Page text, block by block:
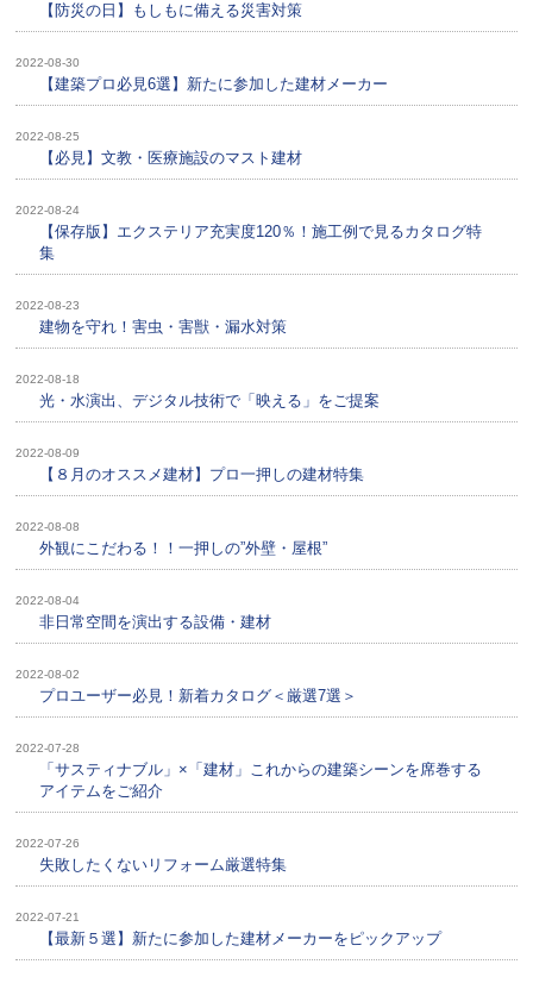
【防災の日】もしもに備える災害対策
2022-08-30
【建築プロ必見6選】新たに参加した建材メーカー
2022-08-25
【必見】文教・医療施設のマスト建材
2022-08-24
【保存版】エクステリア充実度120％！施工例で見るカタログ特
集
2022-08-23
建物を守れ！害虫・害獣・漏水対策
2022-08-18
光・水演出、デジタル技術で「映える」をご提案
2022-08-09
【８月のオススメ建材】プロ一押しの建材特集
2022-08-08
外観にこだわる！！一押しの”外壁・屋根”
2022-08-04
非日常空間を演出する設備・建材
2022-08-02
プロユーザー必見！新着カタログ＜厳選7選＞
2022-07-28
「サスティナブル」×「建材」これからの建築シーンを席巻する
アイテムをご紹介
2022-07-26
失敗したくないリフォーム厳選特集
2022-07-21
【最新５選】新たに参加した建材メーカーをピックアップ